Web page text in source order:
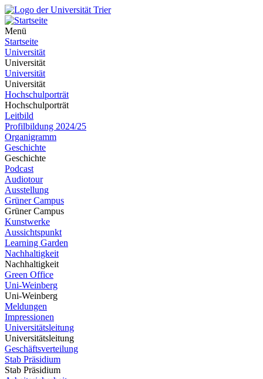
Menü
Startseite
Universität
Universität
Universität
Universität
Hochschulporträt
Hochschulporträt
Leitbild
Profilbildung 2024/25
Organigramm
Geschichte
Geschichte
Podcast
Audiotour
Ausstellung
Grüner Campus
Grüner Campus
Kunstwerke
Aussichtspunkt
Learning Garden
Nachhaltigkeit
Nachhaltigkeit
Green Office
Uni-Weinberg
Uni-Weinberg
Meldungen
Impressionen
Universitätsleitung
Universitätsleitung
Geschäftsverteilung
Stab Präsidium
Stab Präsidium